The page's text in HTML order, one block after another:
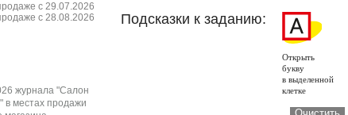
с 29.07.2026
с 28.08.2026
журнала "Салон
в местах продажи
Подсказки к заданию:
Открыть
букву
в выделенной
клетке